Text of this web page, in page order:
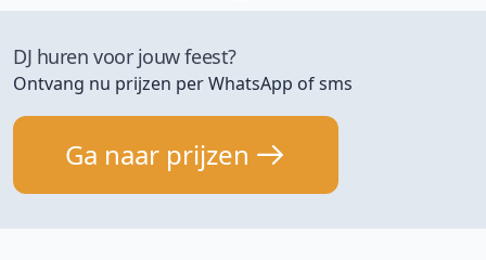
DJ huren voor jouw feest?
Ontvang nu prijzen per WhatsApp of sms
Ga naar prijzen